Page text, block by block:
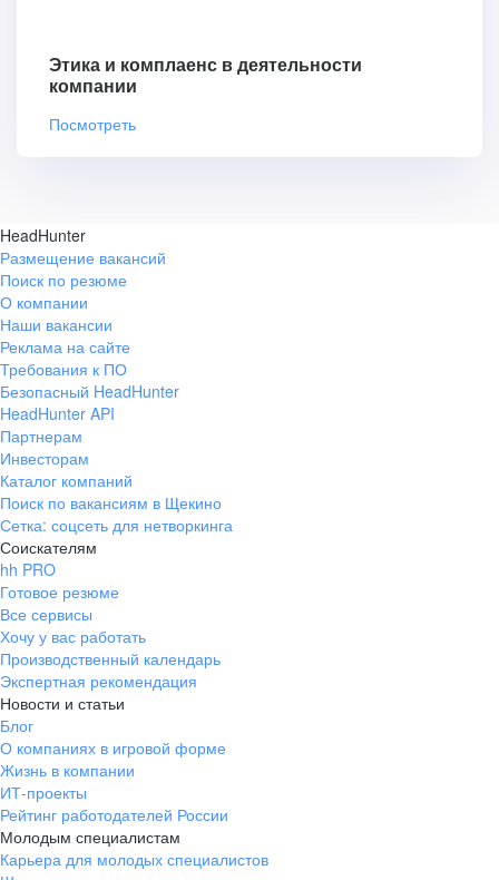
Этика и комплаенс в деятельности
компании
Посмотреть
HeadHunter
Размещение вакансий
Поиск по резюме
О компании
Наши вакансии
Реклама на сайте
Требования к ПО
Безопасный HeadHunter
HeadHunter API
Партнерам
Инвесторам
Каталог компаний
Поиск по вакансиям в Щекино
Сетка: соцсеть для нетворкинга
Соискателям
hh PRO
Готовое резюме
Все сервисы
Хочу у вас работать
Производственный календарь
Экспертная рекомендация
Новости и статьи
Блог
О компаниях в игровой форме
Жизнь в компании
ИТ-проекты
Рейтинг работодателей России
Молодым специалистам
Карьера для молодых специалистов